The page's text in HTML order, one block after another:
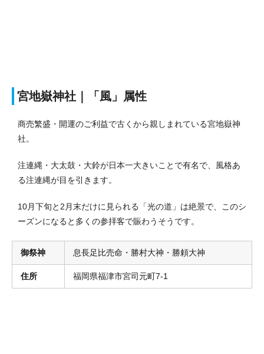
宮地嶽神社｜「風」属性
商売繁盛・開運のご利益で古くから親しまれている宮地嶽神
社。
注連縄・大太鼓・大鈴が日本一大きいことで有名で、風格あ
る注連縄が目を引きます。
10月下旬と2月末だけに見られる「光の道」は絶景で、このシ
ーズンになると多くの参拝客で賑わうそうです。
御祭神 息長足比売命・勝村大神・勝頼大神
住所 福岡県福津市宮司元町7-1